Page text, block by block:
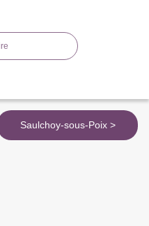
Saulchoy-sous-Poix >